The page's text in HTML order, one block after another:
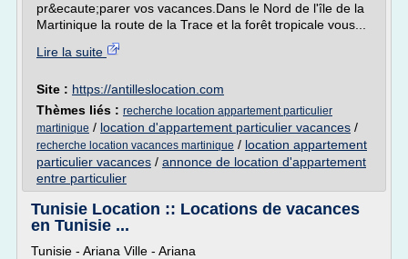
pr&ecaute;parer vos vacances.Dans le Nord de l'île de la
Martinique la route de la Trace et la forêt tropicale vous...
Lire la suite
Site : https://antilleslocation.com
Thèmes liés : recherche location appartement particulier
martinique / location d'appartement particulier vacances /
recherche location vacances martinique / location appartement
particulier vacances / annonce de location d'appartement
entre particulier
Tunisie Location :: Locations de vacances
en Tunisie ...
Tunisie - Ariana Ville - Ariana